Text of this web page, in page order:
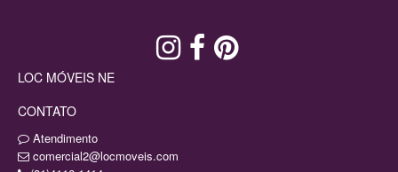
LOC MÓVEIS NE
CONTATO
Atendimento
comercial2@locmoveis.com